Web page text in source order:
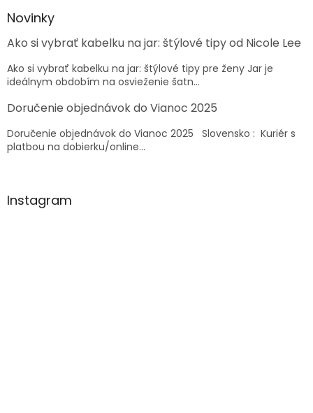
äNovinky
Ako si vybrať kabelku na jar: štýlové tipy od Nicole Lee
Ako si vybrať kabelku na jar: štýlové tipy pre ženy Jar je
ideálnym obdobím na osvieženie šatn...
Doručenie objednávok do Vianoc 2025
Doručenie objednávok do Vianoc 2025 Slovensko : Kuriér s
platbou na dobierku/online...
Instagram